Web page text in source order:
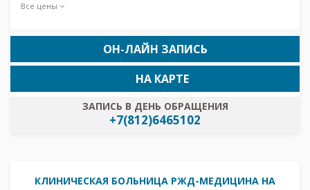
Все цены
ОН-ЛАЙН ЗАПИСЬ
ЗАПИСЬ В ДЕНЬ ОБРАЩЕНИЯ
+7(812)6465102
НА КАРТЕ
КЛИНИЧЕСКАЯ БОЛЬНИЦА РЖД-МЕДИЦИНА НА